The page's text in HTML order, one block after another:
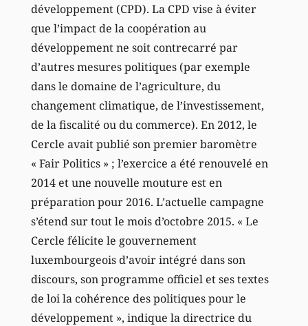
développement (CPD). La CPD vise à éviter
que l’impact de la coopération au
développement ne soit contrecarré par
d’autres mesures politiques (par exemple
dans le domaine de l’agriculture, du
changement climatique, de l’investissement,
de la fiscalité ou du commerce). En 2012, le
Cercle avait publié son premier baromètre
« Fair Politics » ; l’exercice a été renouvelé en
2014 et une nouvelle mouture est en
préparation pour 2016. L’actuelle campagne
s’étend sur tout le mois d’octobre 2015. « Le
Cercle félicite le gouvernement
luxembourgeois d’avoir intégré dans son
discours, son programme officiel et ses textes
de loi la cohérence des politiques pour le
développement », indique la directrice du